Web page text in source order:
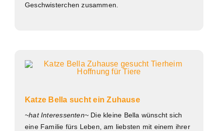
Geschwisterchen zusammen.
Katze Bella sucht ein Zuhause
~hat Interessenten~Die kleine Bella wünscht sich
eine Familie fürs Leben, am liebsten mit einem ihrer